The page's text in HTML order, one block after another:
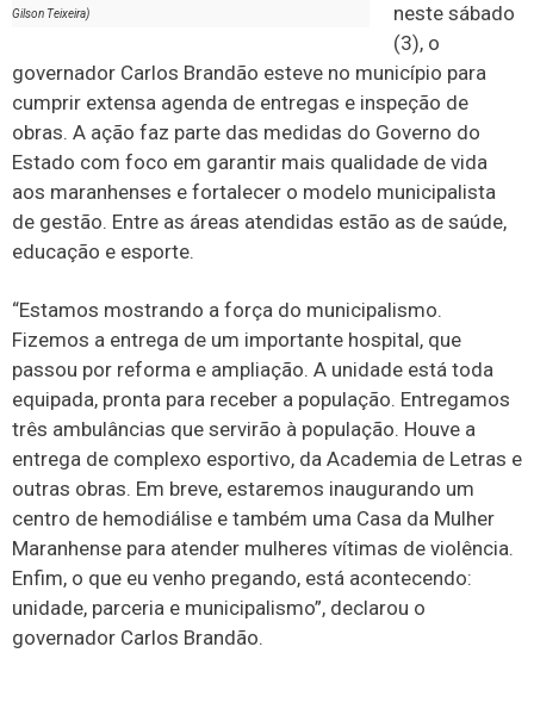
Gilson Teixeira)
neste sábado
(3), o
governador Carlos Brandão esteve no município para
cumprir extensa agenda de entregas e inspeção de
obras. A ação faz parte das medidas do Governo do
Estado com foco em garantir mais qualidade de vida
aos maranhenses e fortalecer o modelo municipalista
de gestão. Entre as áreas atendidas estão as de saúde,
educação e esporte.
“Estamos mostrando a força do municipalismo.
Fizemos a entrega de um importante hospital, que
passou por reforma e ampliação. A unidade está toda
equipada, pronta para receber a população. Entregamos
três ambulâncias que servirão à população. Houve a
entrega de complexo esportivo, da Academia de Letras e
outras obras. Em breve, estaremos inaugurando um
centro de hemodiálise e também uma Casa da Mulher
Maranhense para atender mulheres vítimas de violência.
Enfim, o que eu venho pregando, está acontecendo:
unidade, parceria e municipalismo”, declarou o
governador Carlos Brandão.